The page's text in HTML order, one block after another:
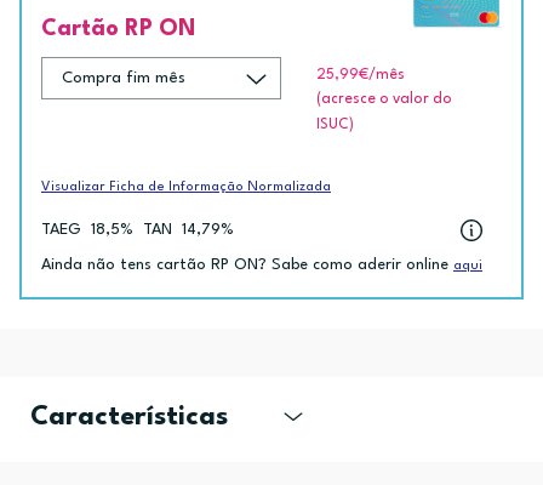
Cartão RP ON
25,99€/mês
(acresce o valor do
ISUC)
Visualizar Ficha de Informação Normalizada
TAEG 18,5% TAN 14,79%
Ainda não tens cartão RP ON? Sabe como aderir online aqui
Características